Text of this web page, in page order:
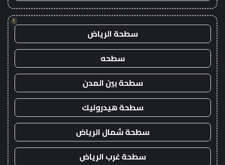
!
سطحة الرياض
سطحه
سطحة بين المدن
سطحة هيدروليك
سطحة شمال الرياض
سطحة غرب الرياض